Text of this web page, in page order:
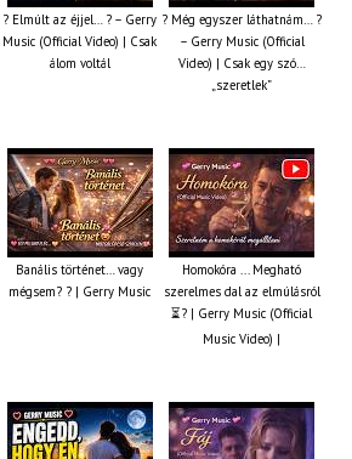
? Elmúlt az éjjel… ? – Gerry
Music (Official Video) | Csak
álom voltál
? Még egyszer láthatnám… ?
– Gerry Music (Official
Video) | Csak egy szó…
„szeretlek”
Banális történet… vagy
mégsem? ? | Gerry Music
Homokóra ... Megható
szerelmes dal az elmúlásról
⏳? | Gerry Music (Official
Music Video) |